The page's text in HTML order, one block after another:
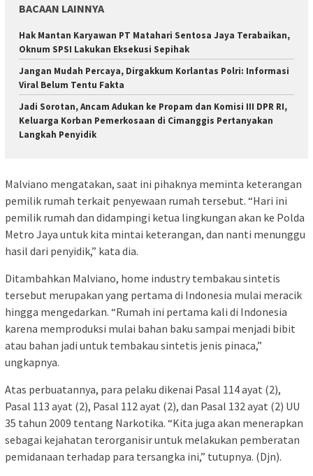
BACAAN LAINNYA
Hak Mantan Karyawan PT Matahari Sentosa Jaya Terabaikan,
Oknum SPSI Lakukan Eksekusi Sepihak
Jangan Mudah Percaya, Dirgakkum Korlantas Polri: Informasi
Viral Belum Tentu Fakta
Jadi Sorotan, Ancam Adukan ke Propam dan Komisi III DPR RI,
Keluarga Korban Pemerkosaan di Cimanggis Pertanyakan
Langkah Penyidik
Malviano mengatakan, saat ini pihaknya meminta keterangan
pemilik rumah terkait penyewaan rumah tersebut. “Hari ini
pemilik rumah dan didampingi ketua lingkungan akan ke Polda
Metro Jaya untuk kita mintai keterangan, dan nanti menunggu
hasil dari penyidik,” kata dia.
Ditambahkan Malviano, home industry tembakau sintetis
tersebut merupakan yang pertama di Indonesia mulai meracik
hingga mengedarkan. “Rumah ini pertama kali di Indonesia
karena memproduksi mulai bahan baku sampai menjadi bibit
atau bahan jadi untuk tembakau sintetis jenis pinaca,”
ungkapnya.
Atas perbuatannya, para pelaku dikenai Pasal 114 ayat (2),
Pasal 113 ayat (2), Pasal 112 ayat (2), dan Pasal 132 ayat (2) UU
35 tahun 2009 tentang Narkotika. “Kita juga akan menerapkan
sebagai kejahatan terorganisir untuk melakukan pemberatan
pemidanaan terhadap para tersangka ini,” tutupnya. (Djn).